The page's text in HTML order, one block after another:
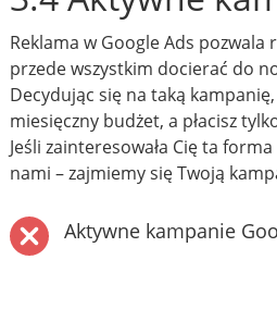
Reklama w Google Ads pozwala
przede wszystkim docierać do
Decydując się na taką
miesięczny budżet, a płacisz
Jeśli zainteresowała Cię ta
nami – zajmiemy się Twoją
Aktywne kampanie